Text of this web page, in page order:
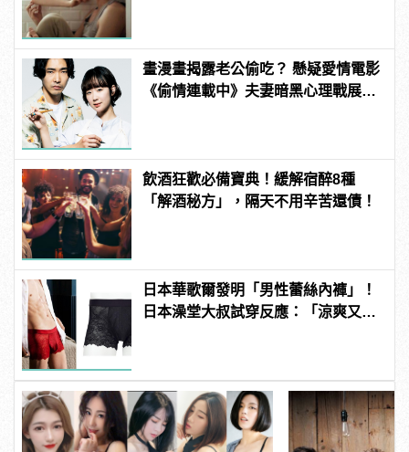
畫漫畫揭露老公偷吃？ 懸疑愛情電影
《偷情連載中》夫妻暗黑心理戰展
飲酒狂歡必備寶典！緩解宿醉8種
「解酒秘方」，隔天不用辛苦還債！
日本華歌爾發明「男性蕾絲內褲」！
日本澡堂大叔試穿反應：「涼爽又透